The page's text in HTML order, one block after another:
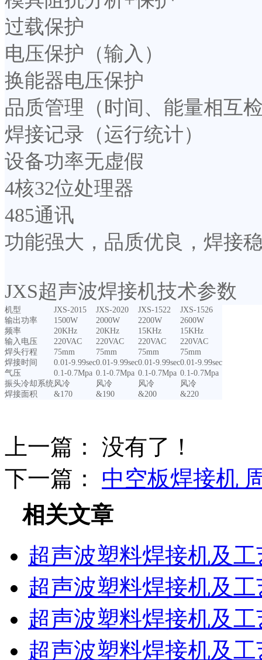
过载保护
电压保护（输入）
换能器电压保护
品质管理（时间、能量相互
焊接记录（运行统计）
设备功率无虚假
4核32位处理器
485通讯
功能强大，品质优良，焊接
JXS超声波焊接机技术参数
机型 JXS-2015 JXS-2020 JXS-1522
JXS-1526
输出功率
1500W 2000W 2200W
2600W
频率
20KHz 20KHz 15KHz
15KHz
输入电压
220VAC 220VAC 220VAC
220VAC
焊头行程
75mm 75mm 75mm
75mm
焊接时间
0.01-9.99sec0.01-9.99sec0.01-9.99sec0.01-9.99sec
气压
0.1-0.7Mpa 0.1-0.7Mpa 0.1-0.7Mpa 0.1-0.7Mpa
振头冷却系统 风冷 风冷 风冷
风冷
焊接面积
&170 &190 &200 &220
上一篇： 没有了！
下一篇： 中空板焊接机
相关文章
超声波塑料焊接机及
超声波塑料焊接机及
超声波塑料焊接机及
超声波塑料焊接机及